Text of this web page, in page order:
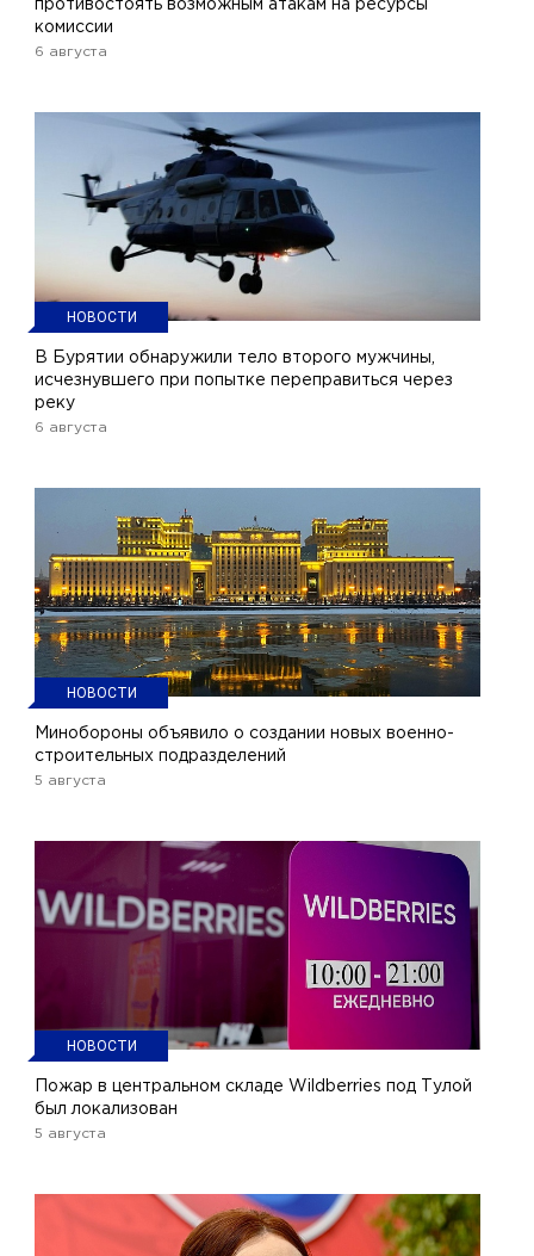
противостоять возможным атакам на ресурсы
комиссии
6 августа
НОВОСТИ
В Бурятии обнаружили тело второго мужчины,
исчезнувшего при попытке переправиться через
реку
6 августа
НОВОСТИ
Минобороны объявило о создании новых военно-
строительных подразделений
5 августа
НОВОСТИ
Пожар в центральном складе Wildberries под Тулой
был локализован
5 августа